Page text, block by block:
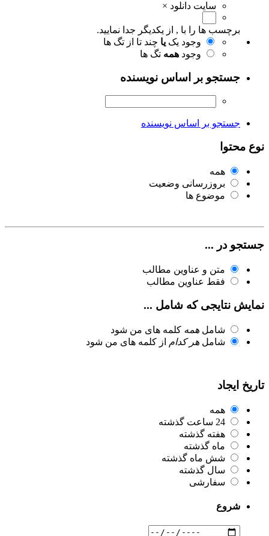
سایت دانلود ×
برچسب ها را با , از یکدیگر جدا نمایید.
وجود یک یا چند تا از تگ ها
وجود همه تگ ها
جستجو بر اساس نویسنده
جستجو بر اساس نویسنده
نوع محتوا
همه
بروزرسانی وضعیت
موضوع ها
جستجو در ...
متن و عناوین مطالب
فقط عناوین مطالب
نمایش نتایجی که شامل ...
شامل همه کلمه های من شود
شامل هر کدام از کلمه های من شود
تاریخ ایجاد
همه
24 ساعت گذشته
هفته گذشته
ماه گذشته
شش ماه گذشته
سال گذشته
سفارشی
شروع